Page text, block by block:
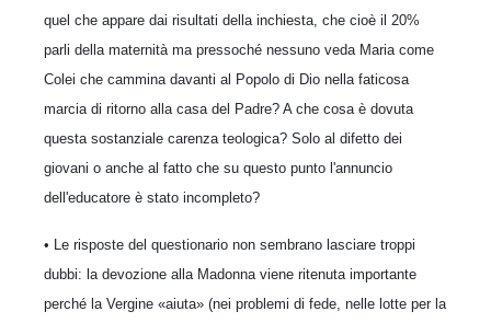
quel che appare dai risultati della inchiesta, che cioè il 20%
parli della maternità ma pressoché nessuno veda Maria come
Colei che cammina davanti al Popolo di Dio nella faticosa
marcia di ritorno alla casa del Padre? A che cosa è dovuta
questa sostanziale carenza teologica? Solo al difetto dei
giovani o anche al fatto che su questo punto l'annuncio
dell'educatore è stato incompleto?
• Le risposte del questionario non sembrano lasciare troppi
dubbi: la devozione alla Madonna viene ritenuta importante
perché la Vergine «aiuta» (nei problemi di fede, nelle lotte per la